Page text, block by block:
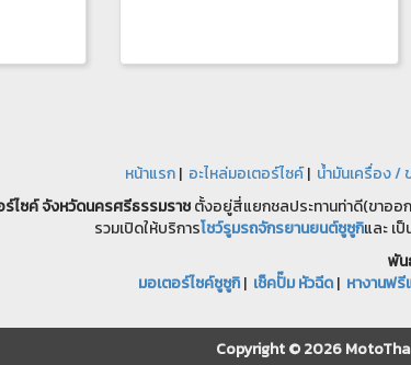
หน้าแรก| อะไหล่มอเตอร์ไซค์| น้ำมันเครื่อง /
ร์ไซค์จังหวัดนครศรีธรรมราชตั้งอยู่สี่แยกชลประทานท่าดี(ขาออ
รวมเปิดให้บริการโชว์รูมรถจักรยานยนต์ซูซูกิและ เป็
พัน
มอเตอร์ไซค์ซูซูกิ| เช็คปั๊ม หัวฉีด| หางานฟ
Copyright © 2026